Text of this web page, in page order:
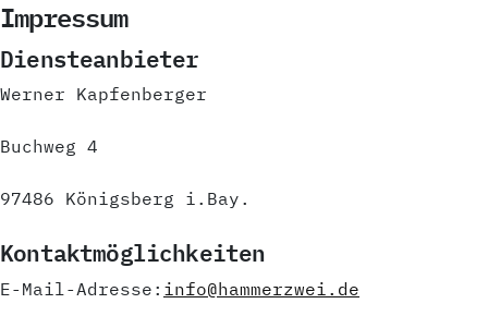
Impressum
Diensteanbieter
Werner Kapfenberger
Buchweg 4
97486 Königsberg i.Bay.
Kontaktmöglichkeiten
E-Mail-Adresse: info@hammerzwei.de